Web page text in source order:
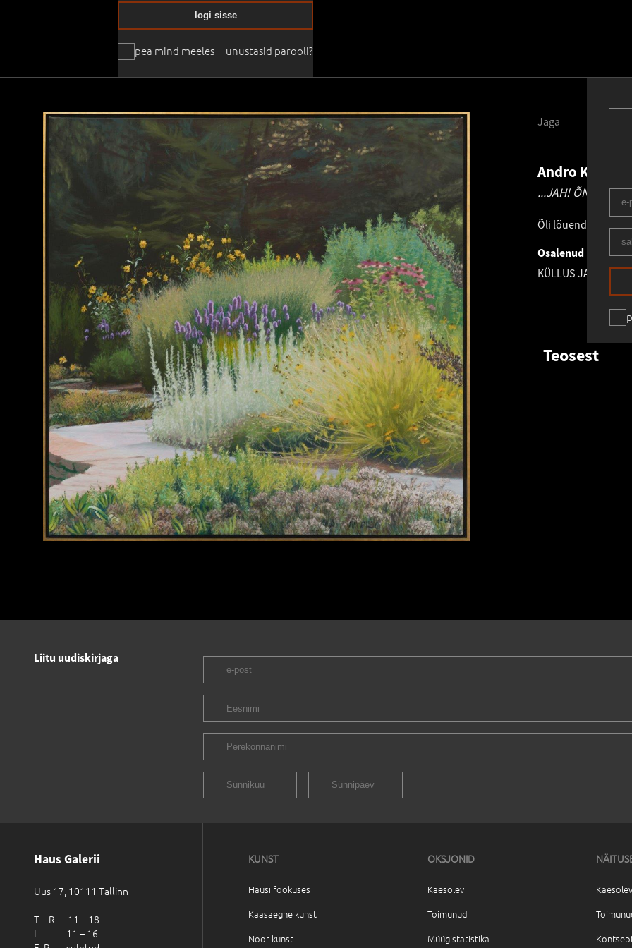
pea mind meeles
logi sisse
unustasid parooli?
Andro Kööp
...JAH! ÕNN ON
Õli lõuendil 150.0
Osalenud näitusel
KÜLLUS JA
Teosest
Jaga
Liitu uudiskirjaga
Haus Galerii
Uus 17, 10111 Tallinn
T – R 11 – 18
L 11 – 16
KUNST
Hausi fookuses
Kaasaegne kunst
Noor kunst
OKSJONID
Käesolev
Toimunud
Müügistatistika